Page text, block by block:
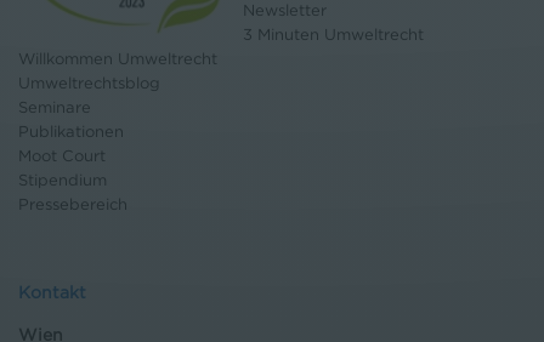
Newsletter
3 Minuten Umweltrecht
Willkommen Umweltrecht
Umweltrechtsblog
Seminare
Publikationen
Moot Court
Stipendium
Pressebereich
Kontakt
Wien